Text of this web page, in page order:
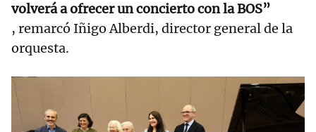
volverá a ofrecer un concierto con la BOS”
, remarcó Iñigo Alberdi, director general de la
orquesta.